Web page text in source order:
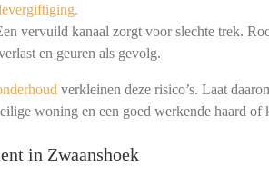
vervuild kanaal zorgt voor slechte trek.
en geuren als gevolg.
verkleinen deze risico’s. Laat
woning en een goed werkende haard of
in Zwaanshoek